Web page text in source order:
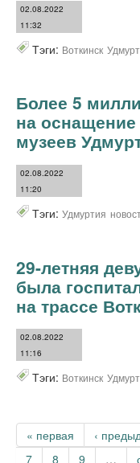
02.08.2022
11:32
Тэги: Воткинск
Более 5
на
музеев
02.08.2022
11:20
Тэги: Удмуртия
29-летняя
была
на трассе
02.08.2022
11:16
Тэги: Воткинск
Страницы
« первая ‹
7
8 9 …